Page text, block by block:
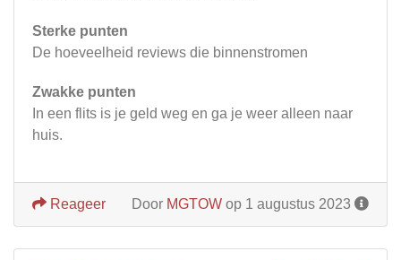
Sterke punten
De hoeveelheid reviews die binnenstromen
Zwakke punten
In een flits is je geld weg en ga je weer alleen naar
huis.
Door MGTOW op 1 augustus 2023
Reageer